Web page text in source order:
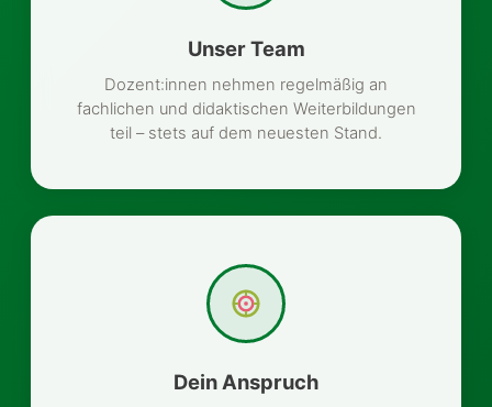
Unser Team
Dozent:innen nehmen regelmäßig an
fachlichen und didaktischen Weiterbildungen
teil – stets auf dem neuesten Stand.
Dein Anspruch